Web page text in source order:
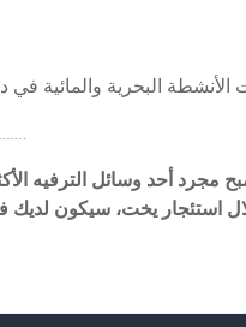
مجرد أحد وسائل الترفيه
خلال استئجار يخت، سيكون